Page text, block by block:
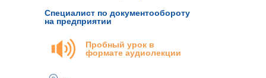
Специалист по документообороту
на предприятии
Пробный урок в
формате аудиолекции